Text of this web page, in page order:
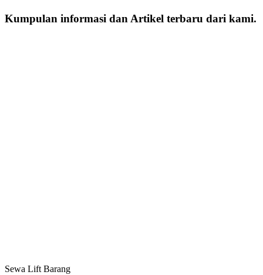
Kumpulan informasi dan Artikel terbaru dari kami.
Sewa Lift Barang